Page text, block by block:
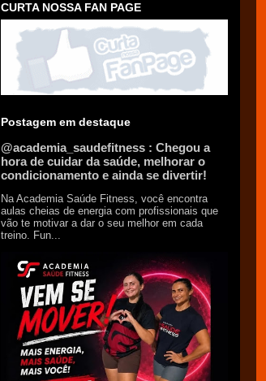
CURTA NOSSA FAN PAGE
Postagem em destaque
@academia_saudefitness : Chegou a
hora de cuidar da saúde, melhorar o
condicionamento e ainda se divertir!
Na Academia Saúde Fitness, você encontra
aulas cheias de energia com profissionais que
vão te motivar a dar o seu melhor em cada
treino. Fun...